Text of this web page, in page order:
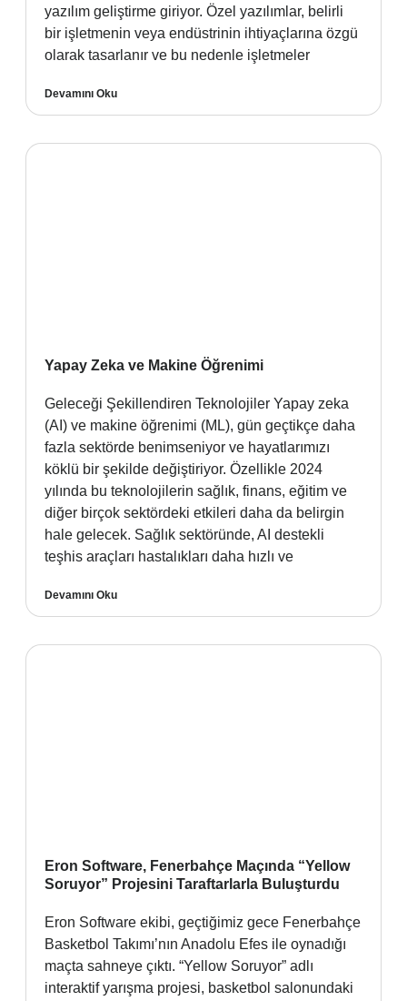
yazılım geliştirme giriyor. Özel yazılımlar, belirli
bir işletmenin veya endüstrinin ihtiyaçlarına özgü
olarak tasarlanır ve bu nedenle işletmeler
Devamını Oku
Yapay Zeka ve Makine Öğrenimi
Geleceği Şekillendiren Teknolojiler Yapay zeka
(AI) ve makine öğrenimi (ML), gün geçtikçe daha
fazla sektörde benimseniyor ve hayatlarımızı
köklü bir şekilde değiştiriyor. Özellikle 2024
yılında bu teknolojilerin sağlık, finans, eğitim ve
diğer birçok sektördeki etkileri daha da belirgin
hale gelecek. Sağlık sektöründe, AI destekli
teşhis araçları hastalıkları daha hızlı ve
Devamını Oku
Eron Software, Fenerbahçe Maçında “Yellow
Soruyor” Projesini Taraftarlarla Buluşturdu
Eron Software ekibi, geçtiğimiz gece Fenerbahçe
Basketbol Takımı’nın Anadolu Efes ile oynadığı
maçta sahneye çıktı. “Yellow Soruyor” adlı
interaktif yarışma projesi, basketbol salonundaki